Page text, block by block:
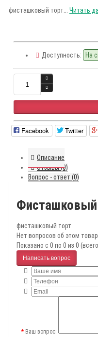
фисташковый торт... Читать
Доступность: На
Facebook Twitter
Описание
Отзывы (0)
Вопрос - ответ (0)
Фисташковый
фисташковый торт
Нет вопросов об этом
Показано с 0 по 0 из 0
Написать вопрос
Ваш вопрос: